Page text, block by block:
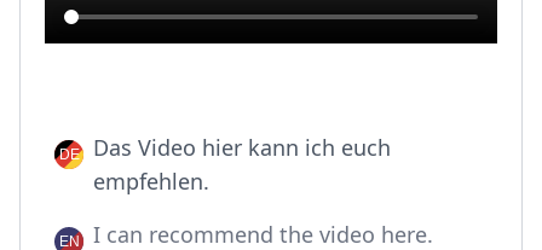
Das Video hier kann ich euch
empfehlen.
I can recommend the video here.